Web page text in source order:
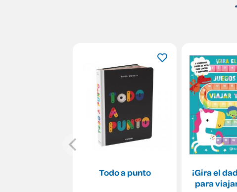
Todo a punto
¡Gira el
para